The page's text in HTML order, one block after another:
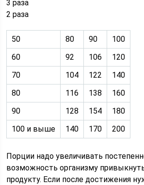
3 раза
2 раза
50 80 90
100
60
92 106
120
70
104 122
140
80
116 138
160
90
128 154
180
100 и выше
140 170 200
Порции надо увеличивать
возможность организму
продукту. Если после достижения